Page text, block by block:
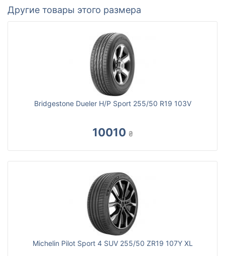
Другие товары этого размера
Bridgestone Dueler H/P Sport 255/50 R19 103V
10010 ₴
Michelin Pilot Sport 4 SUV 255/50 ZR19 107Y XL